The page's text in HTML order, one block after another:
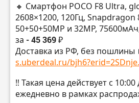
🔸 Смартфон POCO F8 Ultra,
2608×1200, 120Гц, Snapdragon
50+50+50MP и 32MP,
за - 45 369 ₽
Доставка из РФ, без пошлины
s.uberdeal.ru/
‼️ Такая цена действует с
ежедневно в рамках